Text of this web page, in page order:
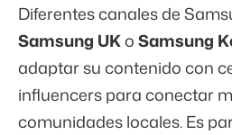
Diferentes canales de
Samsung UKoSamsung
adaptar su contenido con
influencers para conectar
comunidades locales. Es